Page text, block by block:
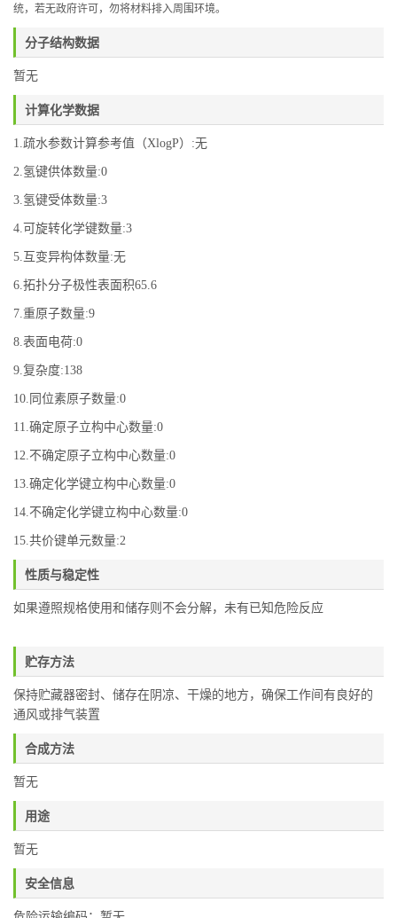
统，若无政府许可，勿将材料排入周围环境。
分子结构数据
暂无
计算化学数据
1.疏水参数计算参考值（XlogP）:无
2.氢键供体数量:0
3.氢键受体数量:3
4.可旋转化学键数量:3
5.互变异构体数量:无
6.拓扑分子极性表面积65.6
7.重原子数量:9
8.表面电荷:0
9.复杂度:138
10.同位素原子数量:0
11.确定原子立构中心数量:0
12.不确定原子立构中心数量:0
13.确定化学键立构中心数量:0
14.不确定化学键立构中心数量:0
15.共价键单元数量:2
性质与稳定性
如果遵照规格使用和储存则不会分解，未有已知危险反应
贮存方法
保持贮藏器密封、储存在阴凉、干燥的地方，确保工作间有良好的
通风或排气装置
合成方法
暂无
用途
暂无
安全信息